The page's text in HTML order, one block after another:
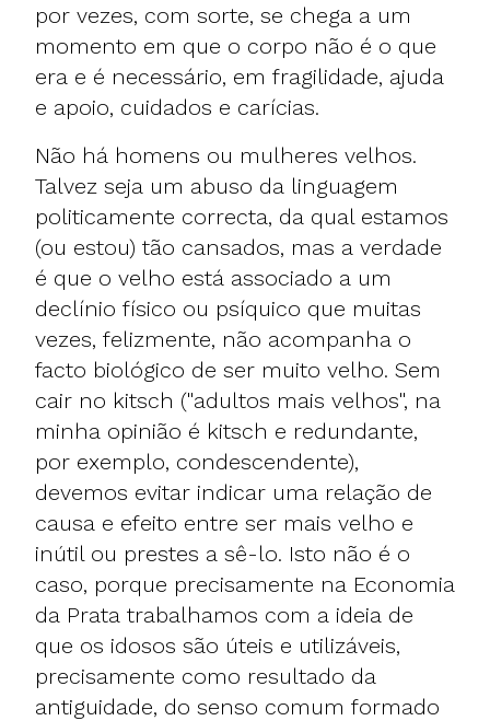
por vezes, com sorte, se chega a um
momento em que o corpo não é o que
era e é necessário, em fragilidade, ajuda
e apoio, cuidados e carícias.
Não há homens ou mulheres velhos.
Talvez seja um abuso da linguagem
politicamente correcta, da qual estamos
(ou estou) tão cansados, mas a verdade
é que o velho está associado a um
declínio físico ou psíquico que muitas
vezes, felizmente, não acompanha o
facto biológico de ser muito velho. Sem
cair no kitsch ("adultos mais velhos", na
minha opinião é kitsch e redundante,
por exemplo, condescendente),
devemos evitar indicar uma relação de
causa e efeito entre ser mais velho e
inútil ou prestes a sê-lo. Isto não é o
caso, porque precisamente na Economia
da Prata trabalhamos com a ideia de
que os idosos são úteis e utilizáveis,
precisamente como resultado da
antiguidade, do senso comum formado